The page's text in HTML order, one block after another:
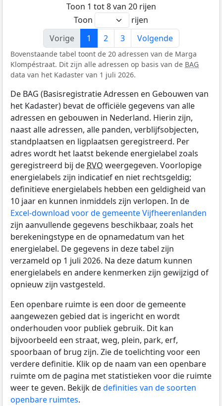
Toon 1 tot 8 van 20 rijen
Toon
rijen
Vorige
1 2 3 Volgende
Bovenstaande tabel toont de 20 adressen van de Marga
Klompéstraat. Dit zijn alle adressen op basis van de BAG
data van het Kadaster van 1 juli 2026.
De BAG (Basisregistratie Adressen en Gebouwen van
het Kadaster) bevat de officiële gegevens van alle
adressen en gebouwen in Nederland. Hierin zijn,
naast alle adressen, alle panden, verblijfsobjecten,
standplaatsen en ligplaatsen geregistreerd. Per
adres wordt het laatst bekende energielabel zoals
geregistreerd bij de RVO weergegeven. Voorlopige
energielabels zijn indicatief en niet rechtsgeldig;
definitieve energielabels hebben een geldigheid van
10 jaar en kunnen inmiddels zijn verlopen. In de
Excel-download voor de gemeente Vijfheerenlanden
zijn aanvullende gegevens beschikbaar, zoals het
berekeningstype en de opnamedatum van het
energielabel. De gegevens in deze tabel zijn
verzameld op 1 juli 2026. Na deze datum kunnen
energielabels en andere kenmerken zijn gewijzigd of
opnieuw zijn vastgesteld.
Een openbare ruimte is een door de gemeente
aangewezen gebied dat is ingericht en wordt
onderhouden voor publiek gebruik. Dit kan
bijvoorbeeld een straat, weg, plein, park, erf,
spoorbaan of brug zijn. Zie de toelichting voor een
verdere definitie. Klik op de naam van een openbare
ruimte om de pagina met statistieken voor die ruimte
weer te geven. Bekijk dedefinities van de soorten
openbare ruimtes.